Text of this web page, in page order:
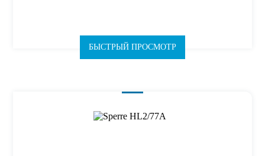
БЫСТРЫЙ ПРОСМОТР